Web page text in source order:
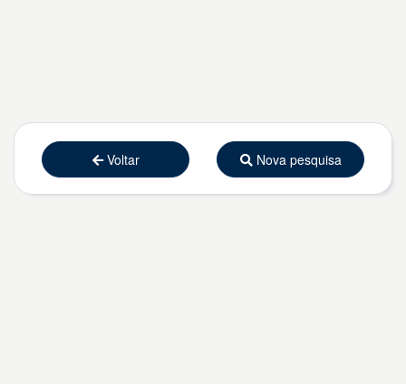
Voltar Nova pesquisa